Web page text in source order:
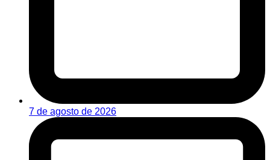
7 de agosto de 2026